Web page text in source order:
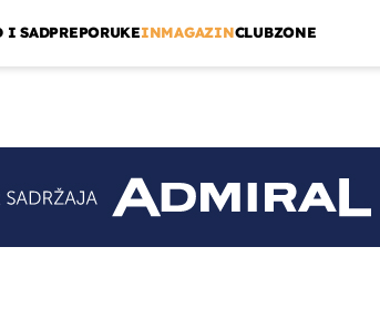
I SADPREPORUKEINMAGAZINCLUBZONE